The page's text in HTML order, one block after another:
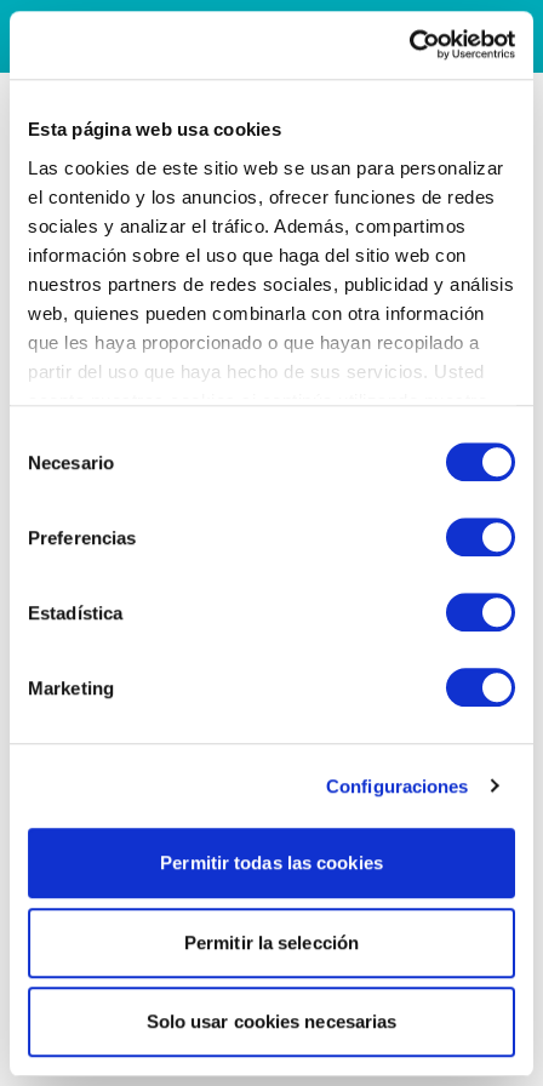
Esta página web usa cookies
Las cookies de este sitio web se usan para personalizar
el contenido y los anuncios, ofrecer funciones de redes
sociales y analizar el tráfico. Además, compartimos
información sobre el uso que haga del sitio web con
nuestros partners de redes sociales, publicidad y análisis
web, quienes pueden combinarla con otra información
que les haya proporcionado o que hayan recopilado a
partir del uso que haya hecho de sus servicios. Usted
Necesario
Preferencias
Estadística
Marketing
Configuraciones
Permitir todas las cookies
Permitir la selección
Solo usar cookies necesarias